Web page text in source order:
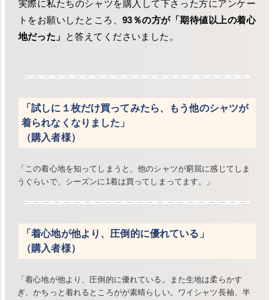
実際に私たちのシャツを購入して下さった方にアンケー
トをお願いしたところ、93％の方が「期待値以上の着心
地だった」
と答えてくださいました。
「試しに１枚だけ買ってみたら、もう他のシャツが
着られなくなりました」
（購入者様）
「この着心地を知ってしまうと、他のシャツが窮屈に感じてしま
うぐらいで、シーズンに1着は買ってしまってます。」
「着心地が他より、圧倒的に優れている」
（購入者様）
「着心地が他より、圧倒的に優れている。また生地は柔らかす
ぎ、かちっと着れるところがが素晴らしい。ワイシャツ長袖、半